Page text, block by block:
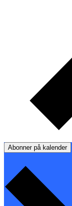
Abonner på kalender